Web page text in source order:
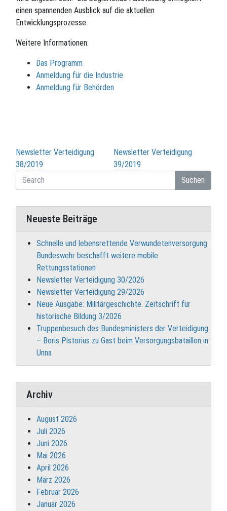
einen spannenden Ausblick auf die aktuellen
Entwicklungsprozesse.
Weitere Informationen:
Das Programm
Anmeldung für die Industrie
Anmeldung für Behörden
Beitragsnavigation
Newsletter Verteidigung
38/2019
Newsletter Verteidigung
39/2019
Suchen
Neueste Beiträge
Schnelle und lebensrettende Verwundetenversorgung:
Bundeswehr beschafft weitere mobile
Rettungsstationen
Newsletter Verteidigung 30/2026
Newsletter Verteidigung 29/2026
Neue Ausgabe: Militärgeschichte. Zeitschrift für
historische Bildung 3/2026
Truppenbesuch des Bundesministers der Verteidigung
– Boris Pistorius zu Gast beim Versorgungsbataillon in
Unna
Archiv
August 2026
Juli 2026
Juni 2026
Mai 2026
April 2026
März 2026
Februar 2026
Januar 2026